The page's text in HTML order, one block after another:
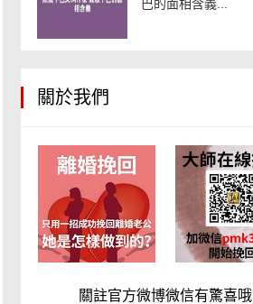
巴的面相含義...
關於我們
關註官方微博微信有驚喜哦